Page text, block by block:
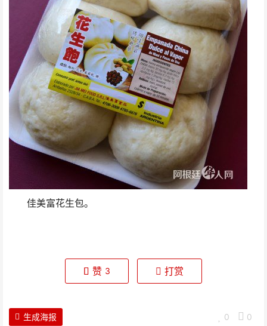
佳美富花生包。
赞 3 打赏
0 0
生成海报